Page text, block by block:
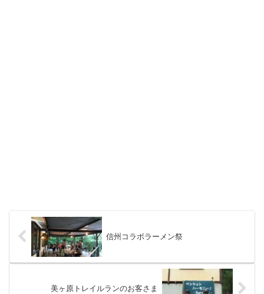
信州コラボラーメン祭
美ヶ原トレイルランのお客さま